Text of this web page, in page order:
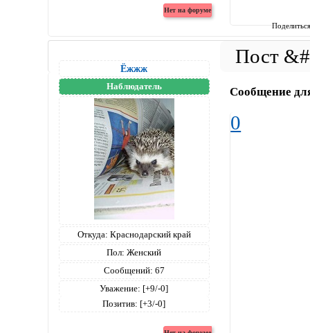
Ёжжж
Наблюдатель
Откуда: Краснодарский край
Пол: Женский
Сообщений: 67
Уважение: [+9/-0]
Позитив: [+3/-0]
Сообщение
0